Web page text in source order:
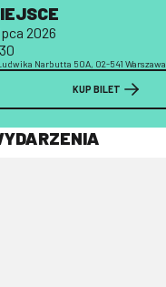
2026
Narbutta 50A, 02-541 Warszawa
KUP BILET